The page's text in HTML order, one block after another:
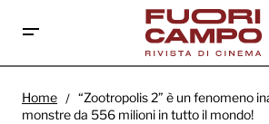
inarrestabile: esordio
milioni in tutto il mondo!
Home
“Zootropolis 2” è un fenomeno
monstre da 556 milioni in tutto il mondo!